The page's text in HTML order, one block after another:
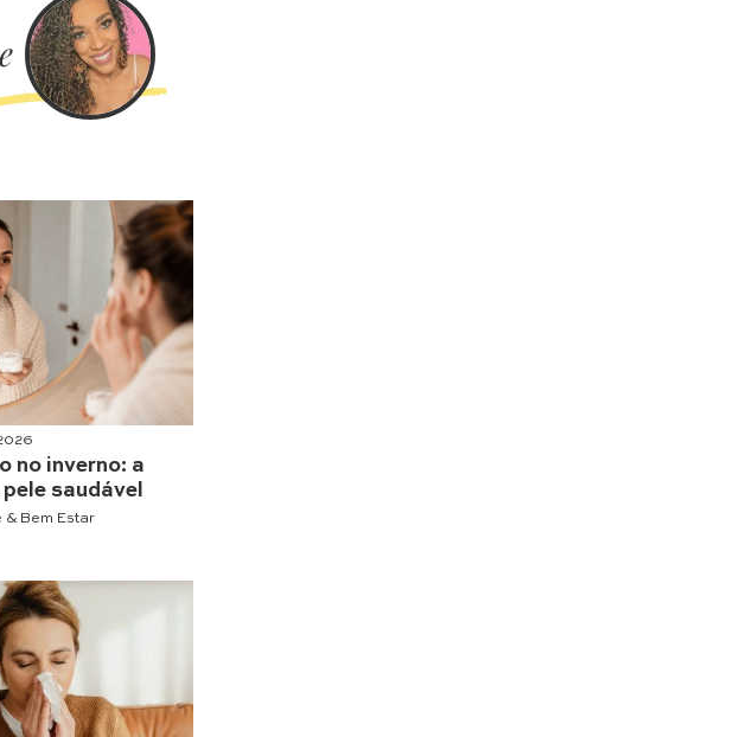
no inverno: a
saudável
& Bem Estar